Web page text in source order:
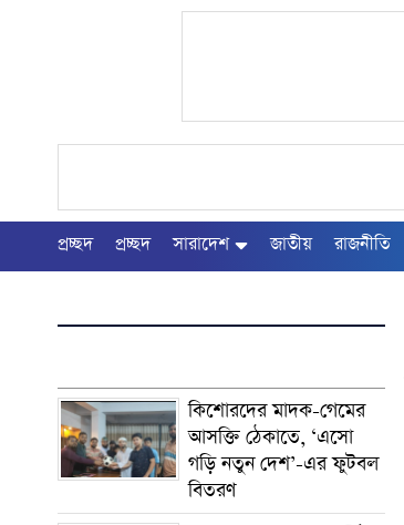
প্রচ্ছদ প্রচ্ছদ সারাদেশ জাতীয় রাজনীতি
কিশোরদের মাদক-গেমের
আসক্তি ঠেকাতে, ‘এসো
গড়ি নতুন দেশ’-এর ফুটবল
বিতরণ